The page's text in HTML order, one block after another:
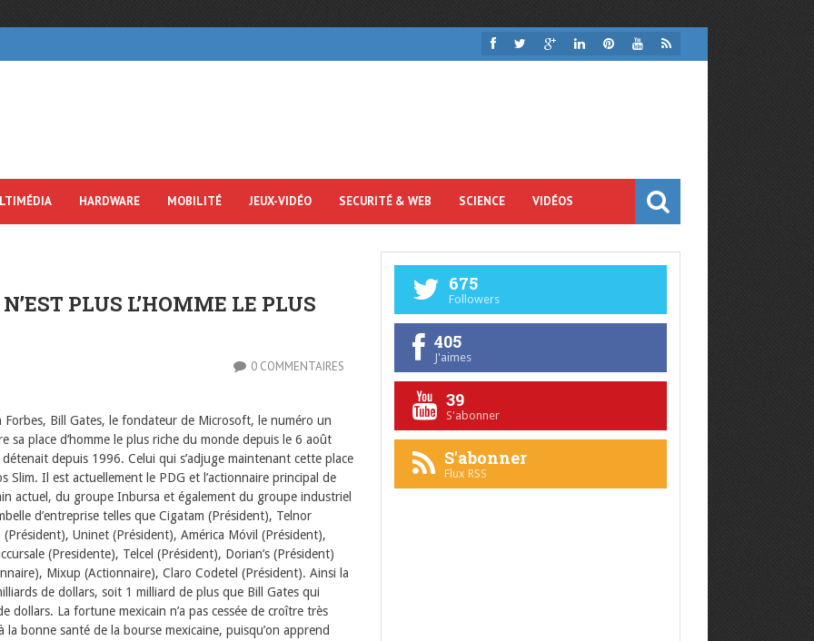
HARDWARE MOBILITÉ JEUX-VIDÉO SECURITÉ & WEB SCIENCE VIDÉOS
PLUS L’HOMME LE PLUS
0 COMMENTAIRES
Forbes, Bill Gates, le fondateur de Microsoft, le numéro un
sa place d’homme le plus riche du monde depuis le 6 août
depuis 1996. Celui qui s’adjuge maintenant cette place
Slim. Il est actuellement le PDG et l’actionnaire principal de
actuel, du groupe Inbursa et également du groupe industriel
d’entreprise telles que Cigatam (Président), Telnor
Uninet (Président), América Móvil (Président),
(Presidente), Telcel (Président), Dorian’s (Président)
Mixup (Actionnaire), Claro Codetel (Président). Ainsi la
de dollars, soit 1 milliard de plus que Bill Gates qui
dollars. La fortune mexicain n’a pas cessée de croître très
bonne santé de la bourse mexicaine, puisqu’on apprend
675
Followers
405
J'aimes
39
S'abonner
S'abonner
Flux RSS